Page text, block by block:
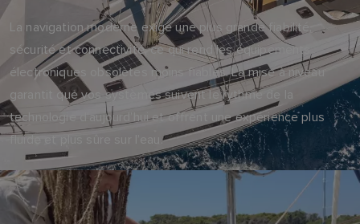
La navigation moderne exige une plus grande fiabilité,
sécurité et connectivité, ce qui rend les équipements
électroniques obsolètes moins fiables. La mise à niveau
garantit que vos systèmes suivent le rythme de la
technologie d’aujourd’hui et offrent une expérience plus
fluide et plus sûre sur l’eau.